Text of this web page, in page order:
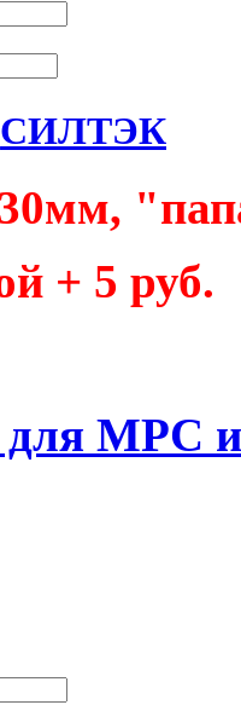
СИЛТЭК
+ 5 руб.
МРС